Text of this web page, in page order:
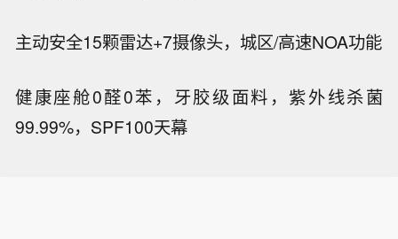
主动安全15颗雷达+7摄像头，城区/高速NOA功能
健康座舱0醛0苯，牙胶级面料，紫外线杀菌
99.99%，SPF100天幕